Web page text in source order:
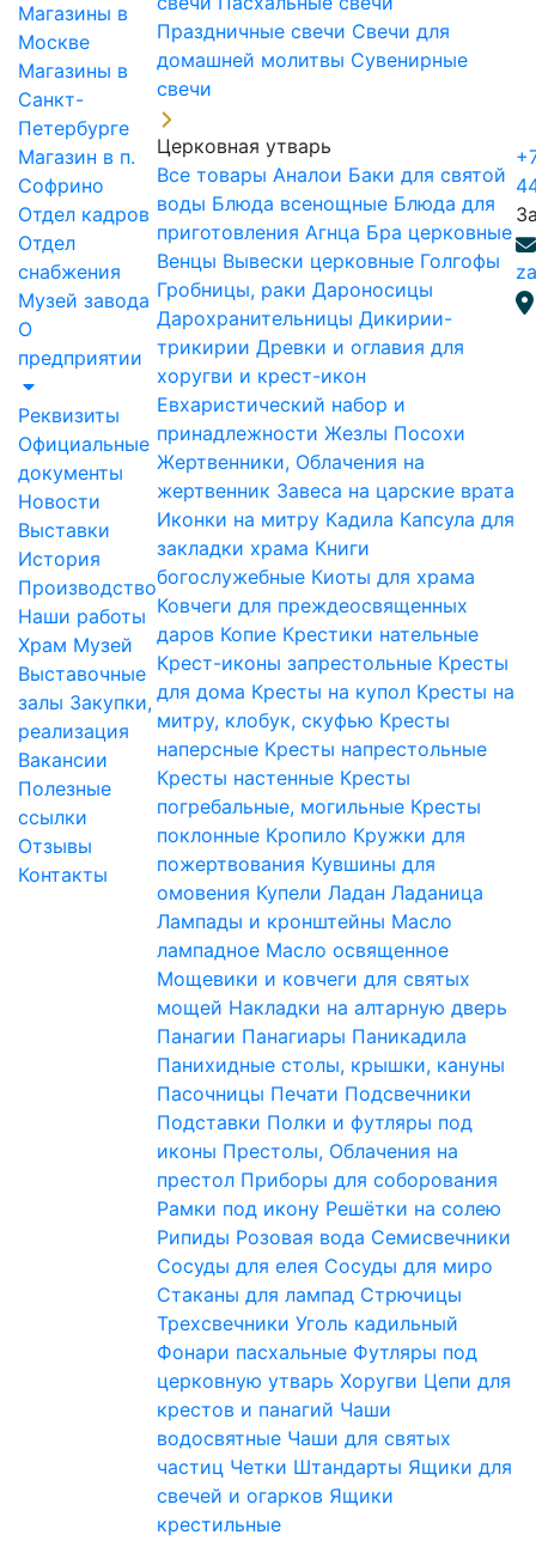
Магазины в
Москве
Магазины в
Санкт-
Петербурге
Магазин в п.
Софрино
Отдел кадров
Отдел
снабжения
Музей завода
О
предприятии
Реквизиты
Официальные
документы
Новости
Выставки
История
Производство
Наши работы
Храм Музей
Выставочные
залы Закупки,
реализация
Вакансии
Полезные
ссылки
Отзывы
Контакты
Праздничные свечи Свечи для
домашней молитвы Сувенирные
свечи
Церковная утварь
Все товары Аналои Баки для святой
воды Блюда всенощные Блюда для
приготовления Агнца Бра церковные
Венцы Вывески церковные Голгофы
Гробницы, раки Дароносицы
Дарохранительницы Дикирии-
трикирии Древки и оглавия для
хоругви и крест-икон
Евхаристический набор и
принадлежности Жезлы Посохи
Жертвенники, Облачения на
жертвенник Завеса на царские врата
Иконки на митру Кадила Капсула для
закладки храма Книги
богослужебные Киоты для храма
Ковчеги для преждеосвященных
даров Копие Крестики нательные
Крест-иконы запрестольные Кресты
для дома Кресты на купол Кресты на
митру, клобук, скуфью Кресты
наперсные Кресты напрестольные
Кресты настенные Кресты
погребальные, могильные Кресты
поклонные Кропило Кружки для
пожертвования Кувшины для
омовения Купели Ладан Ладаница
Лампады и кронштейны Масло
лампадное Масло освященное
Мощевики и ковчеги для святых
мощей Накладки на алтарную дверь
Панагии Панагиары Паникадила
Панихидные столы, крышки, кануны
Пасочницы Печати Подсвечники
Подставки Полки и футляры под
иконы Престолы, Облачения на
престол Приборы для соборования
Рамки под икону Решётки на солею
Рипиды Розовая вода Семисвечники
Сосуды для елея Сосуды для миро
Стаканы для лампад Стрючицы
Трехсвечники Уголь кадильный
Фонари пасхальные Футляры под
церковную утварь Хоругви Цепи для
крестов и панагий Чаши
водосвятные Чаши для святых
частиц Четки Штандарты Ящики для
свечей и огарков Ящики
крестильные